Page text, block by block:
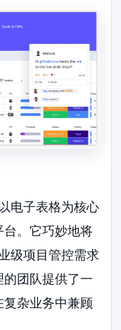
电子表格为核心
。它巧妙地将
级项目管控需求
团队提供了一
杂业务中兼顾